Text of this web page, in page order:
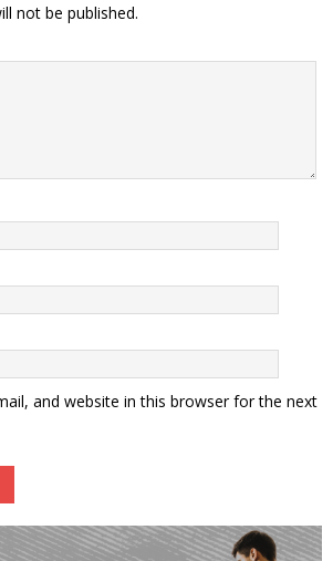
not be published.
and website in this browser for the next